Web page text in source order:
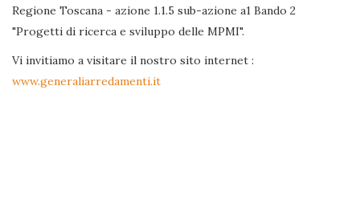
Regione Toscana - azione 1.1.5 sub-azione a1 Bando 2
"Progetti di ricerca e sviluppo delle MPMI".
Vi invitiamo a visitare il nostro sito internet :
www.generaliarredamenti.it